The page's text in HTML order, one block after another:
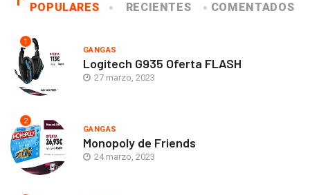
POPULARES RECIENTES COMENTADOS
1
GANGAS
Logitech G935 Oferta FLASH
27 marzo, 2023
2
GANGAS
Monopoly de Friends
24 marzo, 2023